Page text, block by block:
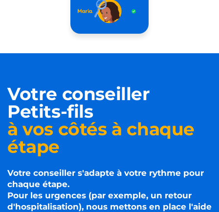
Votre conseiller
Petits-fils
à vos côtés à chaque
étape
Votre conseiller s'adapte à votre rythme pour
chaque étape.
Pour les urgences (par exemple, un retour
d'hospitalisation), nous mettons en place l'aide